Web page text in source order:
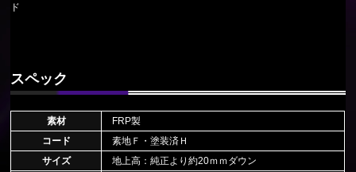
ド
スペック
素材
FRP製
コード
素地Ｆ・塗装済Ｈ
サイズ
地上高：純正より約20ｍｍダウン